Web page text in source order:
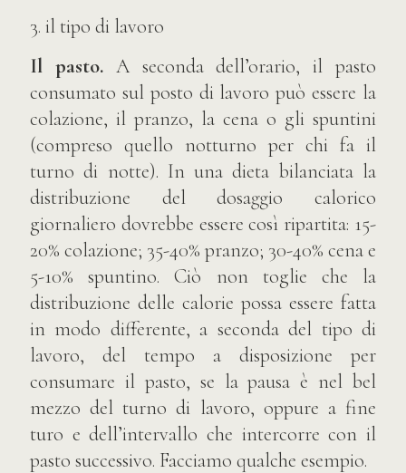
3. il tipo di lavoro
Il pasto.A seconda dell’orario, il pasto
consumato sul posto di lavoro può essere la
colazione, il pranzo, la cena o gli spuntini
(compreso quello notturno per chi fa il
turno di notte). In una dieta bilanciata la
distribuzione del dosaggio calorico
giornaliero dovrebbe essere così ripartita: 15-
20% colazione; 35-40% pranzo; 30-40% cena e
5-10% spuntino. Ciò non toglie che la
distribuzione delle calorie possa essere fatta
in modo differente, a seconda del tipo di
lavoro, del tempo a disposizione per
consumare il pasto, se la pausa è nel bel
mezzo del turno di lavoro, oppure a fine
turo e dell’intervallo che intercorre con il
pasto successivo. Facciamo qualche esempio.